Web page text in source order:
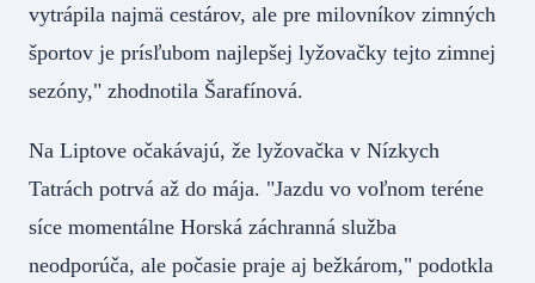
vytrápila najmä cestárov, ale pre milovníkov zimných
športov je prísľubom najlepšej lyžovačky tejto zimnej
sezóny," zhodnotila Šarafínová.
Na Liptove očakávajú, že lyžovačka v Nízkych
Tatrách potrvá až do mája. "Jazdu vo voľnom teréne
síce momentálne Horská záchranná služba
neodporúča, ale počasie praje aj bežkárom," podotkla